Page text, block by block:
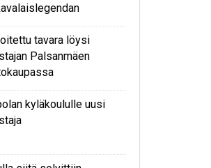
tavara löysi
Palsanmäen
kyläkoululle uusi